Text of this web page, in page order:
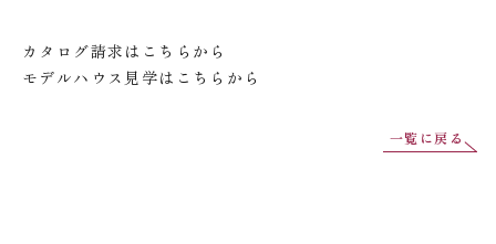
カタログ請求は こちら から
モデルハウス見学は こちら から
一覧に戻る